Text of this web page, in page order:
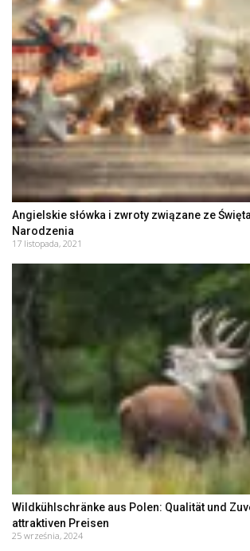
Angielskie słówka i zwroty związane ze
Narodzenia
17 listopada, 2021
Wildkühlschränke aus Polen: Qualität und
attraktiven Preisen
25 września, 2024